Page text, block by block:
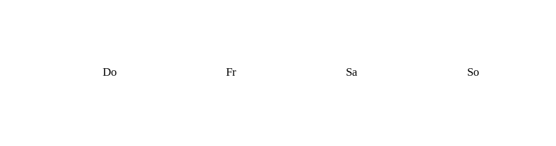
Do Fr Sa So